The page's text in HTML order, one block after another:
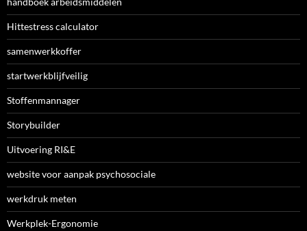
Hittestress calculator
samenwerkkoffer
startwerkblijfveilig
Stoffenmannager
Storybuilder
Uitvoering RI&E
website voor aanpak psychosociale
werkdruk meten
Werkplek-Ergonomie